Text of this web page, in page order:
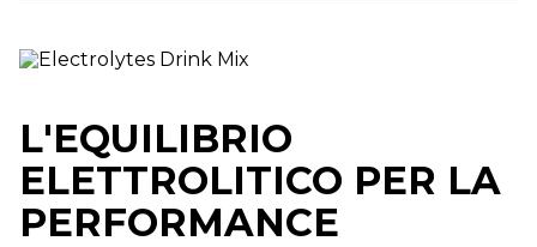
L'EQUILIBRIO
ELETTROLITICO PER LA
PERFORMANCE